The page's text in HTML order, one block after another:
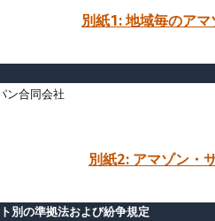
別紙1: 地域毎のア
ン合同会社
別紙2: アマゾン・
別の準拠法および紛争規定